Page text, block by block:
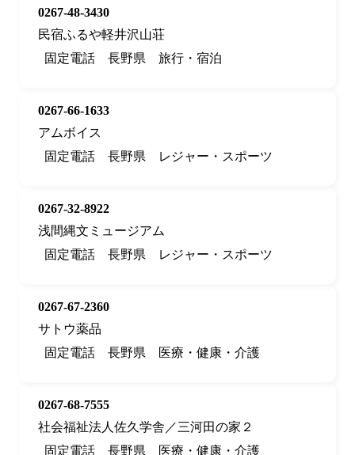
0267-48-3430
民宿ふるや軽井沢山荘
固定電話
長野県 旅行・宿泊
0267-66-1633
アムボイス
固定電話
長野県 レジャー・スポーツ
0267-32-8922
浅間縄文ミュージアム
固定電話
長野県 レジャー・スポーツ
0267-67-2360
サトウ薬品
固定電話
長野県 医療・健康・介護
0267-68-7555
社会福祉法人佐久学舎／三河田の家２
固定電話
長野県 医療・健康・介護